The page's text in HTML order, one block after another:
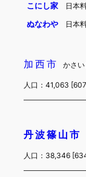
こにし家 日本
ぬなわや 日本
加西市 かさい
人口：41,063
丹波篠山市
人口：38,346